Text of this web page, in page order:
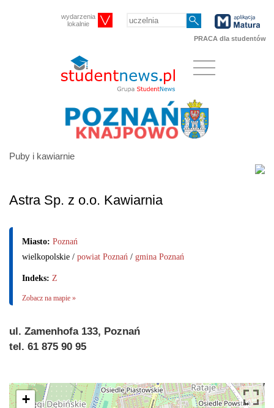
wydarzenia
lokalnie
PRACA dla studentów
Puby i kawiarnie
Astra Sp. z o.o. Kawiarnia
Miasto: Poznań
wielkopolskie / powiat Poznań / gmina Poznań
Indeks: Z
Zobacz na mapie »
ul. Zamenhofa 133, Poznań
tel. 61 875 90 95
+